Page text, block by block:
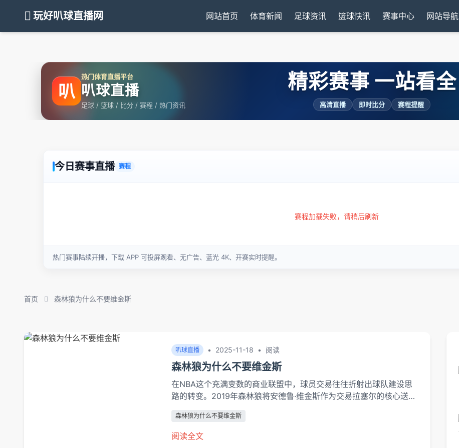
玩好叭球直播网 网站首页 体育新闻 足球资讯 篮球快讯 赛事中心 网站导航
叭
热门体育直播平台
叭球直播
足球 / 篮球 / 比分 / 赛程 / 热门资讯
精彩赛事 一站看全
高清直播 即时比分 赛程提醒
首页 森林狼为什么不要维金斯
叭球直播 • 2025-11-18 • 阅读
森林狼为什么不要维金斯
在NBA这个充满变数的商业联盟中，球员交易往往折射出球队建设思
路的转变。2019年森林狼将安德鲁·维金斯作为交易拉塞尔的核心送往
2014年状元秀的离开，不仅是简单的球员更替，更是森林狼在球队文
化重塑、竞技目标调整过程中的关键转折点。竞技表现未达预期作为
森林狼为什么不要维金斯
阅读全文